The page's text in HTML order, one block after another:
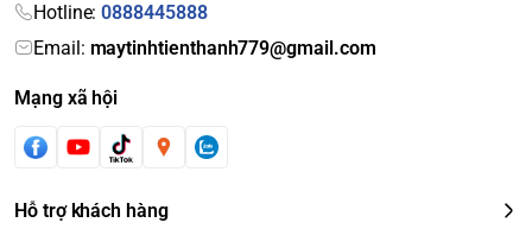
Hotline:0888445888
Email: maytinhtienthanh779@gmail.com
Mạng xã hội
Hỗ trợ khách hàng